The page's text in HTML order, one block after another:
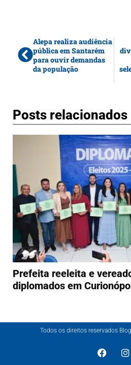
Alepa realiza audiência
pública em Santarém
para ouvir demandas
da população
Posts relacionados
Prefeita reeleita e
diplomados em
Todos os direitos reservados